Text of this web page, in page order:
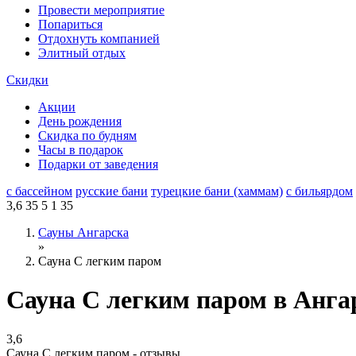
Провести мероприятие
Попариться
Отдохнуть компанией
Элитный отдых
Скидки
Акции
День рождения
Скидка по будням
Часы в подарок
Подарки от заведения
с бассейном русские бани турецкие бани (хаммам) с бильярдом
3,6 35 5 1 35
Сауны Ангарска
»
Сауна С легким паром
Сауна С легким паром в
3,6
Сауна С легким паром - отзывы